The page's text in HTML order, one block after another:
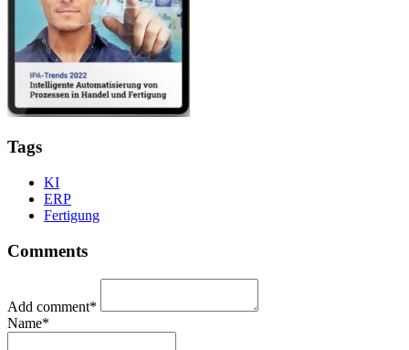
Tags
KI
ERP
Fertigung
Comments
Add comment*
Name*